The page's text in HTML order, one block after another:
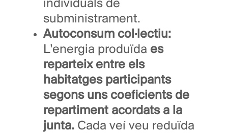
individuals de
subministrament.
Autoconsum col·lectiu:
L'energia produïda es
reparteix entre els
habitatges participants
segons uns coeficients de
repartiment acordats a la
junta. Cada veí veu reduïda